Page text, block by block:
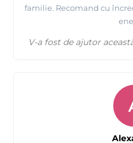
familie. Recomand cu
V-a fost de ajutor